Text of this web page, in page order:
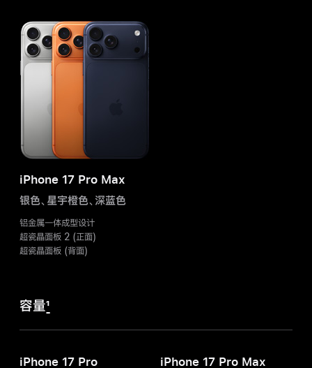
iPhone 17 Pro Max
银色、星宇橙色、 深蓝色
铝金属一体成型设计
超瓷晶面板 2 (正面)
超瓷晶面板 (背面)
容量1
iPhone 17 Pro
iPhone 17 Pro Max